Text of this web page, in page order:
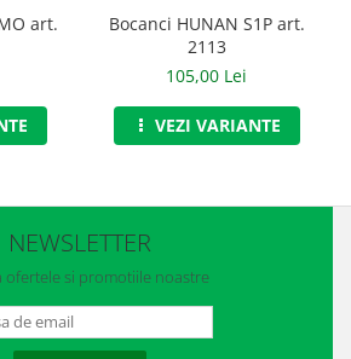
art.
Bocanci HUNAN S1P art.
2113
105,00 Lei
VEZI VARIANTE
NEWSLETTER
ofertele si promotiile noastre